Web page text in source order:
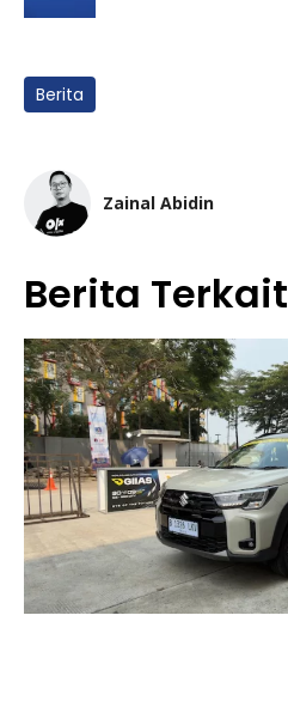
Berita
Zainal Abidin
Berita Terkait